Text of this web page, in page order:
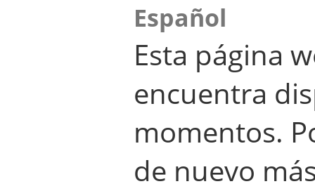
Español
Esta página
encuentra
momentos.
de nuevo